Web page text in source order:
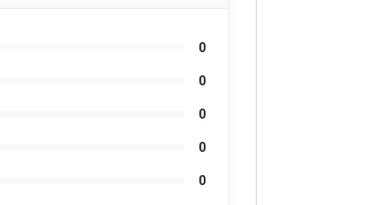
0
0
0
0
0